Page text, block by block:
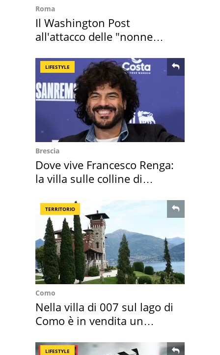
Roma
Il Washington Post
all'attacco delle "nonne
LIFESTYLE
Brescia
Dove vive Francesco Renga:
la villa sulle colline di
TERRITORIO
Como
Nella villa di 007 sul lago di
Como è in vendita un
LIFESTYLE